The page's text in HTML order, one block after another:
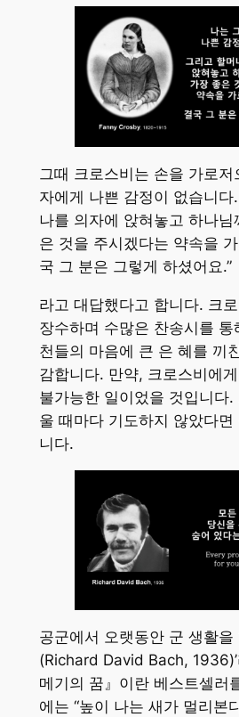
그때 크로스비는 손을 가로저
자에게 나쁜 감정이 없습니
나를 의자에 앉혀놓고 하나
은 것을 주시겠다는 약속을
국 그 분은 그렇게 하셨어요.”
라고 대답했다고 합니다. 크
장수하며 수많은 찬송시를
천들의 마음에 큰 은 혜를 끼
감합니다. 만약, 크로스비에
불가능한 일이었을 것입니다.
울 때마다 기도하지 않았다면
니다.
공군에서 오랫동안 군 생활을
(Richard David Bach,
메기의 꿈』이란 베스트셀러
에는 “높이 나는 새가 멀리본